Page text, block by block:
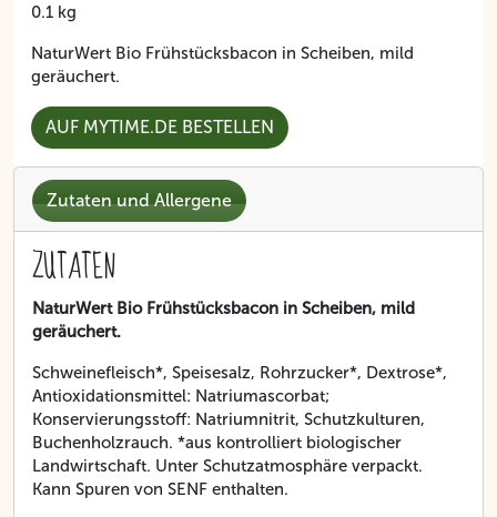
0.1 kg
NaturWert Bio Frühstücksbacon in Scheiben, mild
geräuchert.
AUF MYTIME.DE BESTELLEN
Zutaten und Allergene
ZUTATEN
NaturWert Bio Frühstücksbacon in Scheiben, mild
geräuchert.
Schweinefleisch*, Speisesalz, Rohrzucker*, Dextrose*,
Antioxidationsmittel: Natriumascorbat;
Konservierungsstoff: Natriumnitrit, Schutzkulturen,
Buchenholzrauch. *aus kontrolliert biologischer
Landwirtschaft. Unter Schutzatmosphäre verpackt.
Kann Spuren von SENF enthalten.